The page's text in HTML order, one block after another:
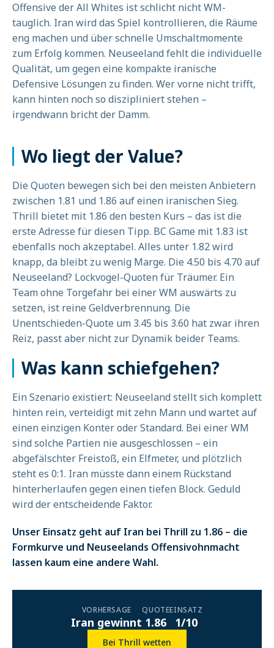
Offensive der All Whites ist schlicht nicht WM-
tauglich. Iran wird das Spiel kontrollieren, die Räume
eng machen und über schnelle Umschaltmomente
zum Erfolg kommen. Neuseeland fehlt die individuelle
Qualität, um gegen eine kompakte iranische
Defensive Lösungen zu finden. Wer vorne nicht trifft,
kann hinten noch so diszipliniert stehen –
irgendwann bricht der Damm.
Wo liegt der Value?
Die Quoten bewegen sich bei den meisten Anbietern
zwischen 1.81 und 1.86 auf einen iranischen Sieg.
Thrill bietet mit 1.86 den besten Kurs – das ist die
erste Adresse für diesen Tipp. BC Game mit 1.83 ist
ebenfalls noch akzeptabel. Alles unter 1.82 wird
knapp, da bleibt zu wenig Marge. Die 4.50 bis 4.70 auf
Neuseeland? Lockvogel-Quoten für Träumer. Ein
Team ohne Torgefahr bei einer WM auswärts zu
setzen, ist reine Geldverbrennung. Die
Unentschieden-Quote um 3.45 bis 3.60 hat zwar ihren
Reiz, passt aber nicht zur Dynamik beider Teams.
Was kann schiefgehen?
Ein Szenario existiert: Neuseeland stellt sich komplett
hinten rein, verteidigt mit zehn Mann und wartet auf
einen einzigen Konter oder Standard. Bei einer WM
sind solche Partien nie ausgeschlossen – ein
abgefälschter Freistoß, ein Elfmeter, und plötzlich
steht es 0:1. Iran müsste dann einem Rückstand
hinterherlaufen gegen einen tiefen Block. Geduld
wird der entscheidende Faktor.
Unser Einsatz geht auf Iran bei Thrill zu 1.86 – die
Formkurve und Neuseelands Offensivohnmacht
lassen kaum eine andere Wahl.
VORHERSAGE
Iran gewinnt
QUOTE
1.86
EINSATZ
1/10
Bei Thrill wetten